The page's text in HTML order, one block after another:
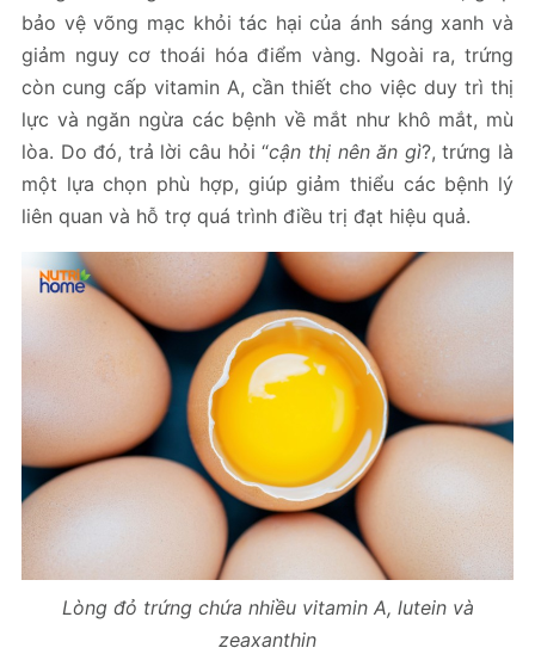
bảo vệ võng mạc khỏi tác hại của ánh sáng xanh và
giảm nguy cơ thoái hóa điểm vàng. Ngoài ra, trứng
còn cung cấp vitamin A, cần thiết cho việc duy trì thị
lực và ngăn ngừa các bệnh về mắt như khô mắt, mù
lòa. Do đó, trả lời câu hỏi “cận thị nên ăn gì?, trứng là
một lựa chọn phù hợp, giúp giảm thiểu các bệnh lý
liên quan và hỗ trợ quá trình điều trị đạt hiệu quả.
Lòng đỏ trứng chứa nhiều vitamin A, lutein và
zeaxanthin